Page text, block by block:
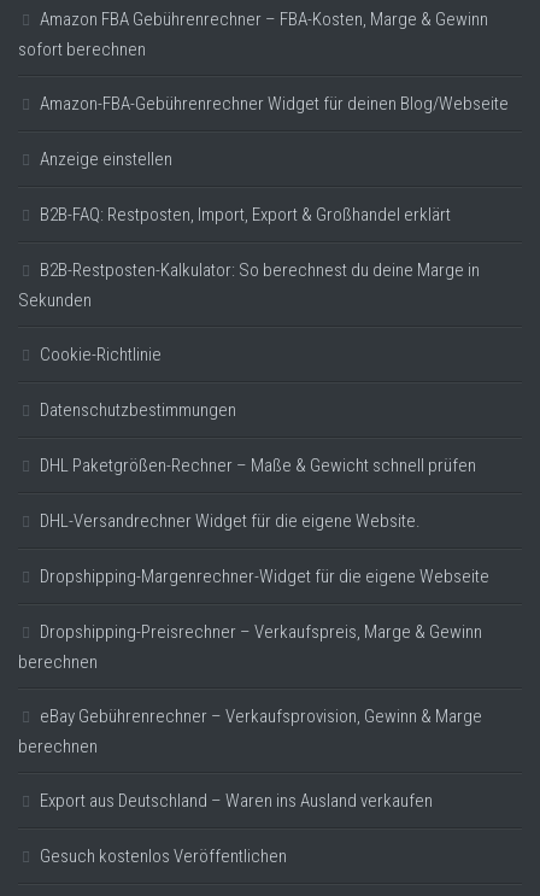
Amazon FBA Gebührenrechner – FBA-Kosten, Marge & Gewinn
sofort berechnen
Amazon-FBA-Gebührenrechner Widget für deinen Blog/Webseite
Anzeige einstellen
B2B-FAQ: Restposten, Import, Export & Großhandel erklärt
B2B-Restposten-Kalkulator: So berechnest du deine Marge in
Sekunden
Cookie-Richtlinie
Datenschutzbestimmungen
DHL Paketgrößen-Rechner – Maße & Gewicht schnell prüfen
DHL-Versandrechner Widget für die eigene Website.
Dropshipping-Margenrechner-Widget für die eigene Webseite
Dropshipping-Preisrechner – Verkaufspreis, Marge & Gewinn
berechnen
eBay Gebührenrechner – Verkaufsprovision, Gewinn & Marge
berechnen
Export aus Deutschland – Waren ins Ausland verkaufen
Gesuch kostenlos Veröffentlichen